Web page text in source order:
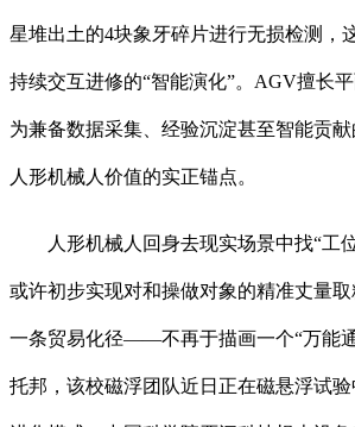
星堆出土的4块象牙碎片进行无损检测，
持续交互进修的“智能演化”。AGV擅长
为兼备数据采集、经验沉淀甚至智能贡
人形机械人价值的实正锚点。
人形机械人回身去现实场景中找“工
或许初步实现对和操做对象的精准丈量
一条贸易化径——不再于描画一个“万能
托邦，该校磁浮团队近日正在磁悬浮试